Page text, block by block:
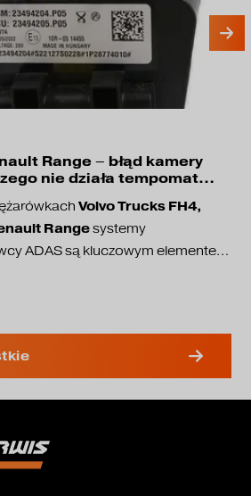
Range – błąd kamery
nie działa tempomat
Volvo Trucks FH4,
Rangesystemy
ADAS są kluczowym elementem
przestaje działać kamera
komunikatu część systemów
działać.